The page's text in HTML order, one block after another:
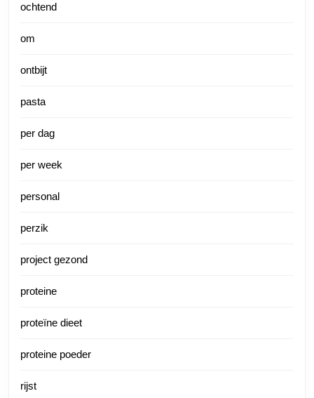
ochtend
om
ontbijt
pasta
per dag
per week
personal
perzik
project gezond
proteine
proteïne dieet
proteine poeder
rijst